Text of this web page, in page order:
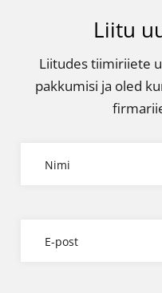
Liitu
Liitudes tiimiriiete
pakkumisi ja oled